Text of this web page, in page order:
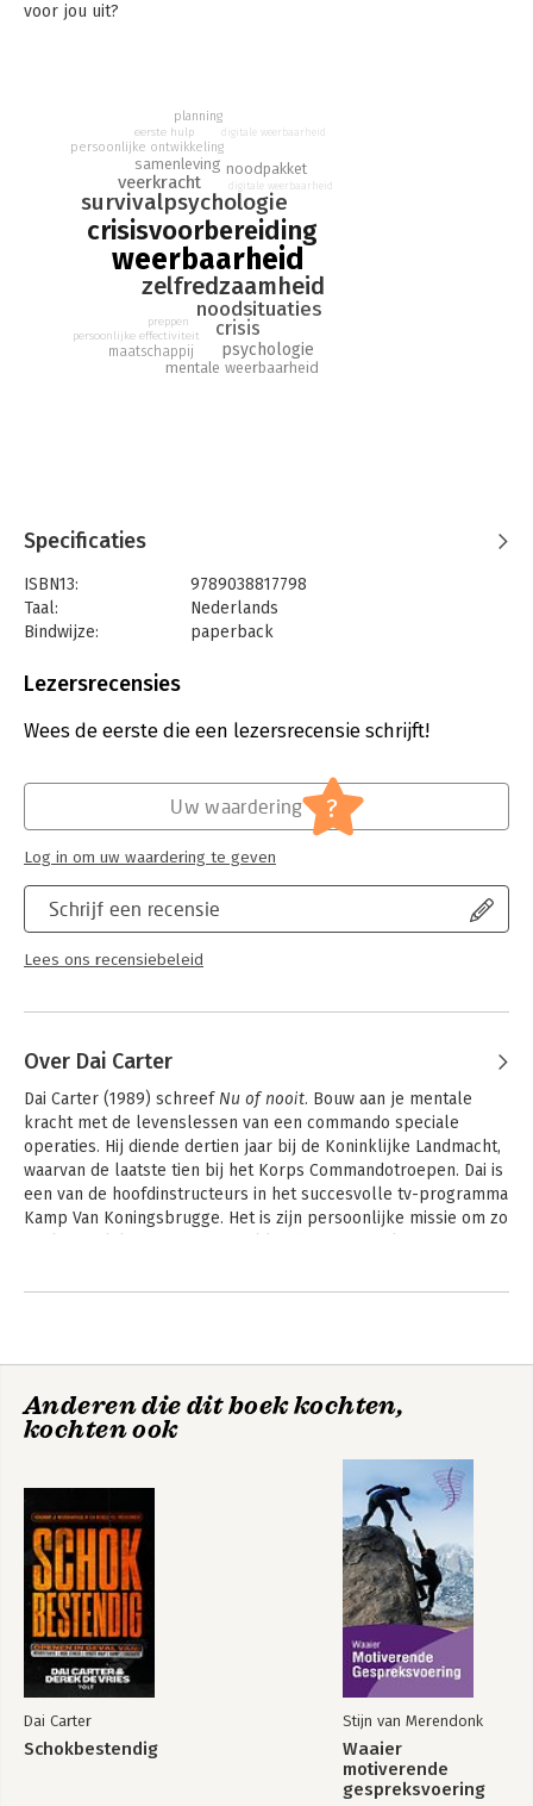
voor jou uit?
survivalstrategieën, inspirerende en unieke verhalen uit hun
eigen ervaringen, bieden zij een moderne handleiding voor
iedereen die sterker, zelfredzamer en beter voorbereid wil
zijn op noodsituaties.
Een weerbare samenleving begint bij het individu.
weerbaarheid
crisisvoorbereiding
zelfredzaamheid
survivalpsychologie
noodsituaties
crisis
veerkracht
samenleving noodpakket
psychologie
mentale weerbaarheid
maatschappij
persoonlijke effectiviteit
preppen
persoonlijke ontwikkeling
eerste hulp
planning
digitale weerbaarheid
digitale weerbaarheid
Specificaties
ISBN13:
9789038817798
Taal:
Nederlands
Bindwijze:
paperback
Uitgever:
Verschijningsdatum:
2-7-2026
Lezersrecensies
Wees de eerste die een lezersrecensie schrijft!
Schrijf een recensie
Lees ons recensiebeleid
Uw waardering ?
Log in om uw waardering te geven
Over Dai Carter
Dai Carter (1989) schreef Nu of nooit. Bouw aan je mentale
kracht met de levenslessen van een commando speciale
operaties. Hij diende dertien jaar bij de Koninklijke Landmacht,
waarvan de laatste tien bij het Korps Commandotroepen. Dai is
een van de hoofdinstructeurs in het succesvolle tv-programma
Kamp Van Koningsbrugge. Het is zijn persoonlijke missie om zo
Andere boeken door Dai Carter
Mentale kracht Schokbestendig
Anderen die dit boek kochten,
kochten ook
Dai Carter
Schokbestendig
Stijn van Merendonk
Waaier
motiverende
gespreksvoering